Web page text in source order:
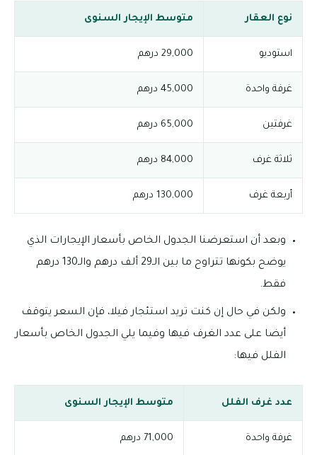
نوع العقار متوسط الإيجار السنوى
استوديو 29,000 درهم
غرفة واحدة 45,000 درهم
غرفتين 65,000 درهم
ثلاثة غرف 84,000 درهم
أربعة غرف 130,000 درهم
وبعد أن استعرضنا الجدول الخاص بأسعار الإيجارات الذي
يوضح بكونها تتراوح ما بين الـ29 ألف درهم والـ130 درهم
فقط.
ولكن في حال إن كنت تريد استئجار فيلا، فإن السعر يتوقف
أيضا على عدد الغرف فيها وفيما يلي الجدول الخاص بأسعار
الفلل فيها:
عدد غرف الفلل متوسط الإيجار السنوى
غرفة واحدة 71,000 درهم